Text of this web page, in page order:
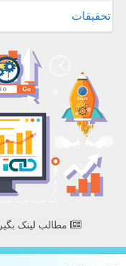
تحقیقات
مطالب لینک بگیر